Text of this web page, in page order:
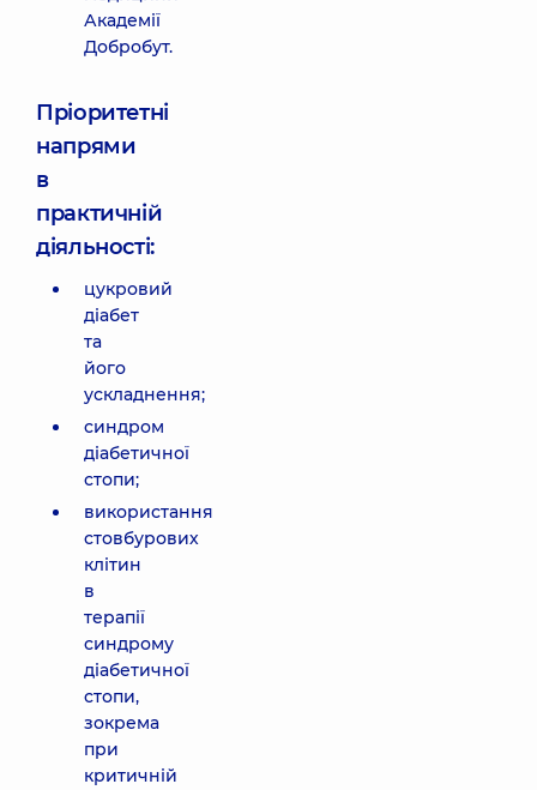
Академії
Добробут.
Пріоритетні
напрями
в
практичній
діяльності:
цукровий
діабет
та
його
ускладнення;
синдром
діабетичної
стопи;
використання
стовбурових
клітин
в
терапії
синдрому
діабетичної
стопи,
зокрема
при
критичній